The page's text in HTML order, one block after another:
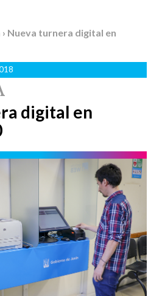
› Nueva turnera digital en
digital en